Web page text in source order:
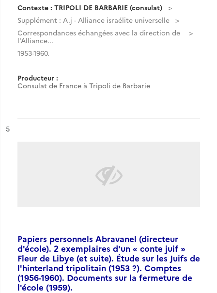
Contexte : TRIPOLI DE BARBARIE (consulat)
Supplément : A.j - Alliance israélite universelle
Correspondances échangées avec la direction de
l'Alliance...
1953-1960.
Producteur :
Consulat de France à Tripoli de Barbarie
n°
5
Papiers personnels Abravanel (directeur
d'école). 2 exemplaires d'un « conte juif »
Fleur de Libye (et suite). Étude sur les Juifs de
l'hinterland tripolitain (1953 ?). Comptes
(1956-1960). Documents sur la fermeture de
l'école (1959).